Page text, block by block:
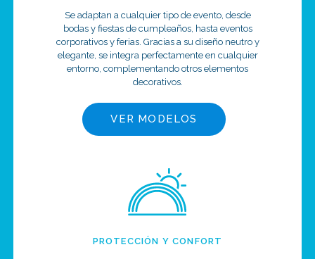
Se adaptan a cualquier tipo de evento, desde
bodas y fiestas de cumpleaños, hasta eventos
corporativos y ferias. Gracias a su diseño neutro y
elegante, se integra perfectamente en cualquier
entorno, complementando otros elementos
decorativos.
VER MODELOS
PROTECCIÓN Y CONFORT